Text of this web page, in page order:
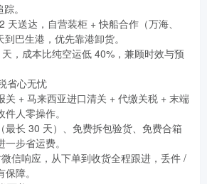
。
送达，自营装柜 + 快船合作（万海、
巴生港，优先靠港卸货。
，成本比纯空运低 40%，兼顾时效与预
省心无忧
关 + 马来西亚进口清关 + 代缴关税 + 末端
人零操作。
最长 30 天）、免费拆包验货、免费合箱
步省运费。
信响应，从下单到收货全程跟进，丢件 /
障。